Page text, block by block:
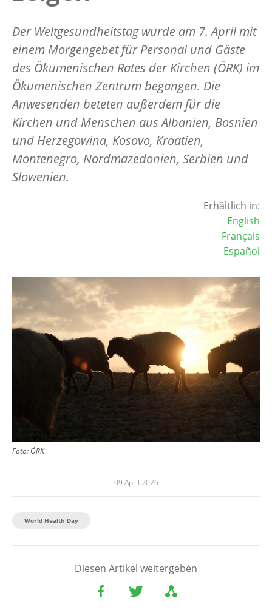
Der Weltgesundheitstag wurde am 7. April mit
einem Morgengebet für Personal und Gäste
des Ökumenischen Rates der Kirchen (ÖRK) im
Ökumenischen Zentrum begangen. Die
Anwesenden beteten außerdem für die
Kirchen und Menschen aus Albanien, Bosnien
und Herzegowina, Kosovo, Kroatien,
Montenegro, Nordmazedonien, Serbien und
Slowenien.
Erhältlich in:
English
Français
Español
Foto: ÖRK
09 April 2026
World Health Day
Diesen Artikel weitergeben